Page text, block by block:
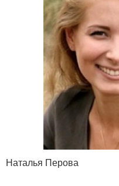
Наталья Перова